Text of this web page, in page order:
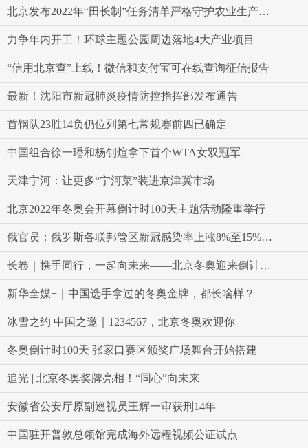
北京发布2022年“田长制”任务清单严格守护农业生产空间
力争年内开工！环球主题公园周边落地4大产业项目
“信用北京查”上线！微信和支付宝可在线查询征信报告
最新！沈阳市新冠肺炎疫情防控指挥部发布通告
首钢队23胜14负仍位列第七常规赛前四已确定
中国组合徐一璠和杨钊煊拿下首个WTA女双冠军
天津宁河：让更多“宁河菜”装进京津冀市场
北京2022年冬奥会开幕倒计时100天主题活动隆重举行
俄官员：俄罗斯各联邦管区新冠感染率上涨8%至15%不等
长卷｜携手同行，一起向未来——北京冬奥迎来倒计时百天
新华全媒+｜中国选手拿过的冬奥金牌，都长啥样？
冰雪之约 中国之邀｜1234567，北京冬奥欢迎你
冬奥倒计时100天 张家口赛区颁奖广场舞台开始搭建
追光 | 北京冬奥奖牌亮相！“同心”向未来
安徽省公安厅原副巡视员王辉一审获刑14年
中国驻开普敦总领馆完成海外远程视频公证试点